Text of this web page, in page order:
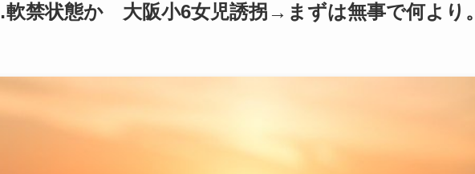
軟禁状態か 大阪小6女児誘拐→まずは無事で何より。